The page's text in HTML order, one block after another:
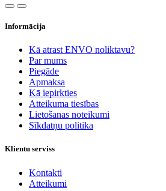
Informācija
Kā atrast ENVO noliktavu?
Par mums
Piegāde
Apmaksa
Kā iepirkties
Atteikuma tiesības
Lietošanas noteikumi
Sīkdatņu politika
Klientu serviss
Kontakti
Atteikumi